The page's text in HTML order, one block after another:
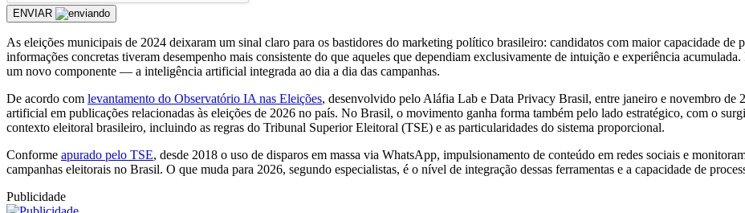
ENVIAR
As eleições municipais de 2024 deixaram um sinal claro para os bastidores do marketing político brasileiro: candidatos com maior capacidade de
informações concretas tiveram desempenho mais consistente do que aqueles que dependiam exclusivamente de intuição e experiência
um novo componente — a inteligência artificial integrada ao dia a dia das campanhas.
De acordo com levantamento do Observatório IA nas Eleições, desenvolvido pelo Aláfia Lab e Data Privacy Brasil, entre janeiro e novembro de
artificial em publicações relacionadas às eleições de 2026 no país. No Brasil, o movimento ganha forma também pelo lado estratégico, com o
contexto eleitoral brasileiro, incluindo as regras do Tribunal Superior Eleitoral (TSE) e as particularidades do sistema proporcional.
Conforme apurado pelo TSE, desde 2018 o uso de disparos em massa via WhatsApp, impulsionamento de conteúdo em redes sociais e
campanhas eleitorais no Brasil. O que muda para 2026, segundo especialistas, é o nível de integração dessas ferramentas e a capacidade de
Publicidade